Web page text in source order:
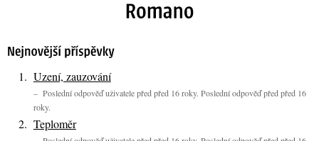
Uzení, zauzování
– Poslední odpověď uživatele před před 16 roky. Poslední odpověď před před 16
roky.
Teploměr